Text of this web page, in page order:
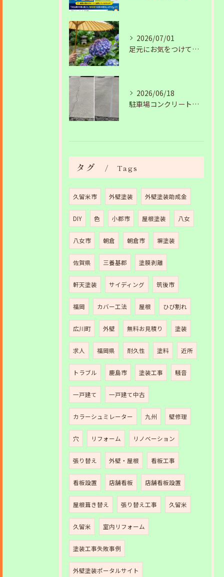
2026/07/01
足元にお気をつけて。梅雨の季節を安全・快適に乗り切るコツ
2026/06/18
駐車場コンクリートのひび割れは放置NG？原因と補修工事の施工事例を紹介
タグ Tags
久留米市 外壁塗装 外壁塗装助成金
DIY 色 小郡市 屋根塗装 八女
八女市 朝倉 朝倉市 塀塗装
佐賀県 三養基郡 塗膜剥離
軒天塗装 サイディング 筑後市
福岡 カバー工法 屋根 ひび割れ
広川町 外壁 無料お見積り 塗装
求人 福岡県 耐久性 塗料 近所
トラブル 鹿島市 塗装工事 騒音
一戸建て 一戸建て中古
カラーシュミレーター 九州 壁修理
穴 リフォーム リノベーション
張り替え 外壁・屋根 看板工事
看板設置 店舗看板 店舗看板設置
屋根葺き替え 張り替え工事 久留米
久留米 室内リフォーム
塗装工事失敗事例
外壁塗装ポータルサイト